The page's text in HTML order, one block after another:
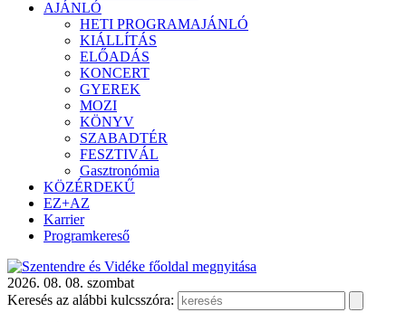
AJÁNLÓ
HETI PROGRAMAJÁNLÓ
KIÁLLÍTÁS
ELŐADÁS
KONCERT
GYEREK
MOZI
KÖNYV
SZABADTÉR
FESZTIVÁL
Gasztronómia
KÖZÉRDEKŰ
EZ+AZ
Karrier
Programkereső
2026. 08. 08. szombat
Keresés az alábbi kulcsszóra: